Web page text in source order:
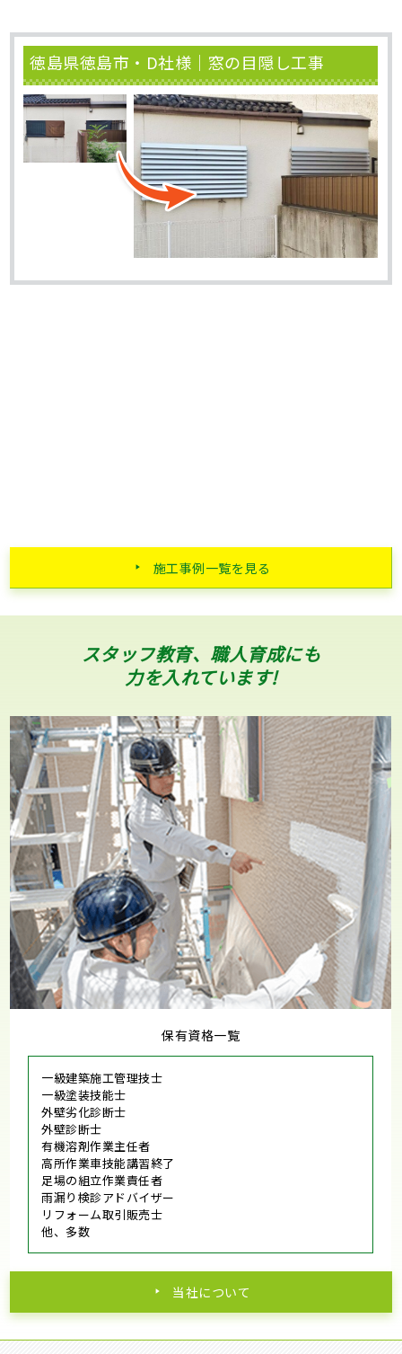
徳島県徳島市・D社様｜窓の目隠し工事
施工事例一覧を見る
スタッフ教育、職人育成にも
力を入れています!
保有資格一覧
一級建築施工管理技士
一級塗装技能士
外壁劣化診断士
外壁診断士
有機溶剤作業主任者
高所作業車技能講習終了
足場の組立作業責任者
雨漏り検診アドバイザー
リフォーム取引販売士
他、多数
当社について